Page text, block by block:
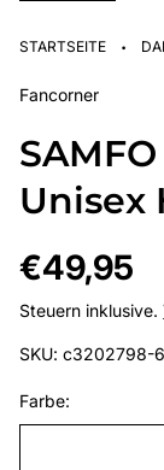
STARTSEITE ·
Fancorner
Unisex
Regulärer
Preis
€49,95
Steuern inklusive.
SKU: c3202798-
Farbe: